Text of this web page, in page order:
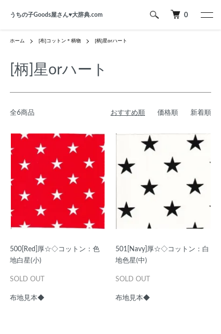
うちの子Goods屋さん♥︎大辞典.com 0
ホーム [布]コットン＊柄物 [柄]星orハート
[柄]星orハート
全6商品 おすすめ順 価格順 新着順
500[Red]厚☆◇コットン：色
地白星(小)
SOLD OUT
布地見本◆
501[Navy]厚☆◇コットン：白
地色星(中)
SOLD OUT
布地見本◆